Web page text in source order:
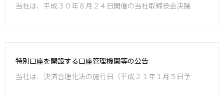
当社は、平成３０年８月２４日開催の当社取締役会決議
特別口座を開設する口座管理機関等の公告
当社は、決済合理化法の施行日（平成２１年１月５日予